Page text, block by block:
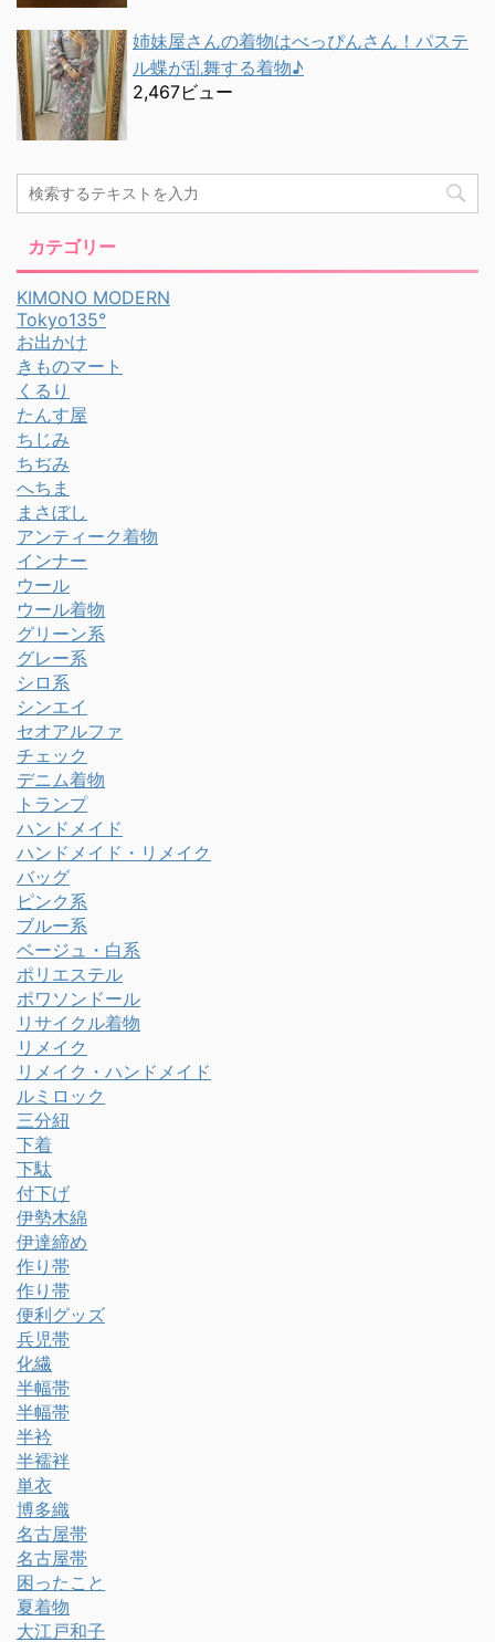
姉妹屋さんの着物はべっぴんさん！パステ
ル蝶が乱舞する着物♪
2,467ビュー
カテゴリー
KIMONO MODERN
Tokyo135°
お出かけ
きものマート
くるり
たんす屋
ちじみ
ちぢみ
へちま
まさぼし
アンティーク着物
インナー
ウール
ウール着物
グリーン系
グレー系
シロ系
シンエイ
セオアルファ
チェック
デニム着物
トランプ
ハンドメイド
ハンドメイド・リメイク
バッグ
ピンク系
ブルー系
ベージュ・白系
ポリエステル
ポワソンドール
リサイクル着物
リメイク
リメイク・ハンドメイド
ルミロック
三分紐
下着
下駄
付下げ
伊勢木綿
伊達締め
作り帯
作り帯
便利グッズ
兵児帯
化繊
半幅帯
半幅帯
半衿
半襦袢
単衣
博多織
名古屋帯
名古屋帯
困ったこと
夏着物
大江戸和子